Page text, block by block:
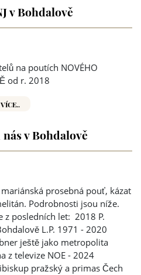
v Bohdalově
na poutích NOVÉHO
od r. 2018
VÍCE..
v Bohdalově
prosebná pouť, kázat
Podrobnosti jsou níže.
z posledních let: 2018 P.
L.P. 1971 - 2020
ještě jako metropolita
z televize NOE - 2024
pražský a primas Čech